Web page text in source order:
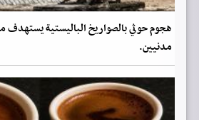
هجوم حوثي بالصواريخ الباليستية
مدنيين.